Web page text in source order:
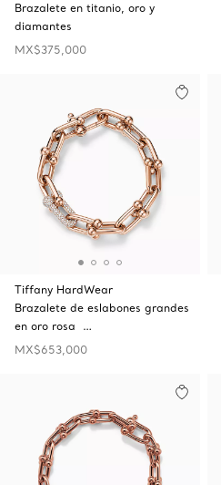
Brazalete en titanio, oro y
diamantes
MX$375,000
Tiffany HardWear
Brazalete de eslabones grandes
en oro rosa …
MX$653,000